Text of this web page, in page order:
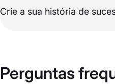
Crie a sua história de
Perguntas